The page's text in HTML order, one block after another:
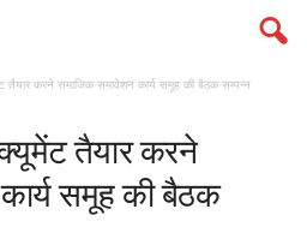
तैयार करने समाजिक समावेशन कार्य समूह की बैठक सम्पन्न
तैयार करने
समूह की बैठक